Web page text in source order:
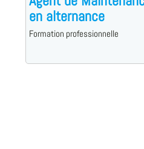
en alternance
Formation professionnelle